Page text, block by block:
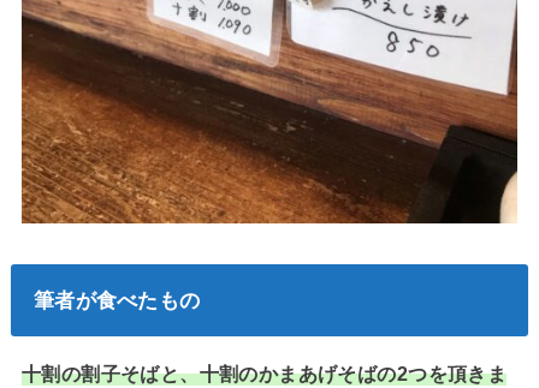
筆者が食べたもの
十割の割子そばと、十割のかまあげそばの2つを頂きま